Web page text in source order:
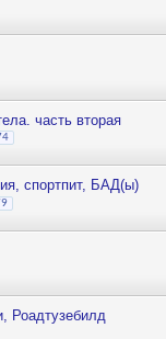
часть вторая
спортпит, БАД(ы)
Роадтузебилд